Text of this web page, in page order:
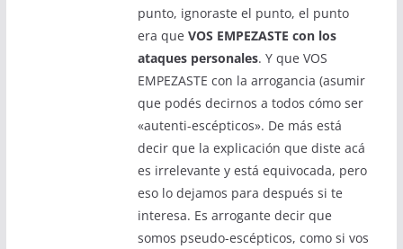
punto, ignoraste el punto, el punto
era que VOS EMPEZASTE con los
ataques personales. Y que VOS
EMPEZASTE con la arrogancia (asumir
que podés decirnos a todos cómo ser
«autenti-escépticos». De más está
decir que la explicación que diste acá
es irrelevante y está equivocada, pero
eso lo dejamos para después si te
interesa. Es arrogante decir que
somos pseudo-escépticos, como si vos